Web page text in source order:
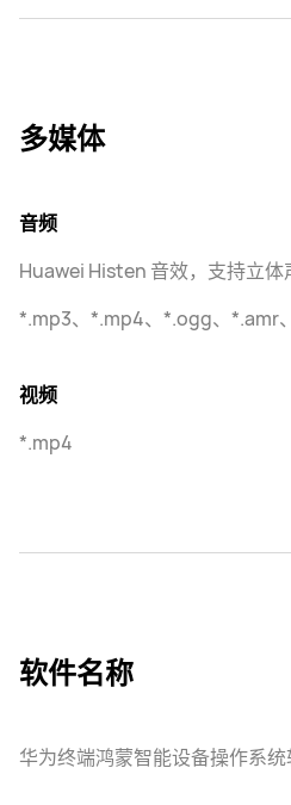
多媒体
音频
Huawei Histen 音效，支持立体
*.mp3、*.mp4、*.ogg、*.amr
视频
*.mp4
软件名称
华为终端鸿蒙智能设备操作系